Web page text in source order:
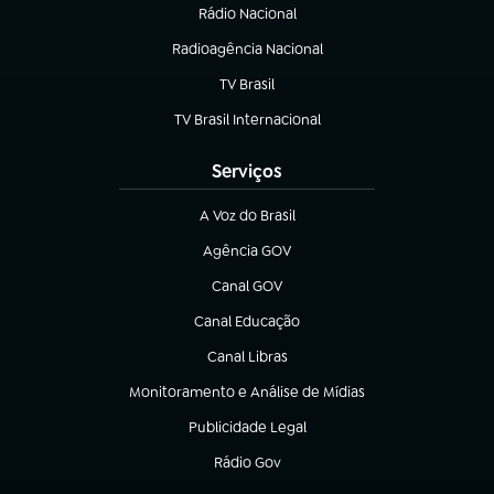
Rádio Nacional
Radioagência Nacional
(abre em nova aba)
TV Brasil
(abre em nova aba)
TV Brasil Internacional
(abre em nova aba)
Serviços
A Voz do Brasil
(abre em nova aba)
Agência GOV
(abre em nova aba)
Canal GOV
(abre em nova aba)
Canal Educação
(abre em nova aba)
Canal Libras
(abre em nova aba)
Monitoramento e Análise de Mídias
(abre em nova aba)
Publicidade Legal
(abre em nova aba)
Rádio Gov
(abre em nova aba)